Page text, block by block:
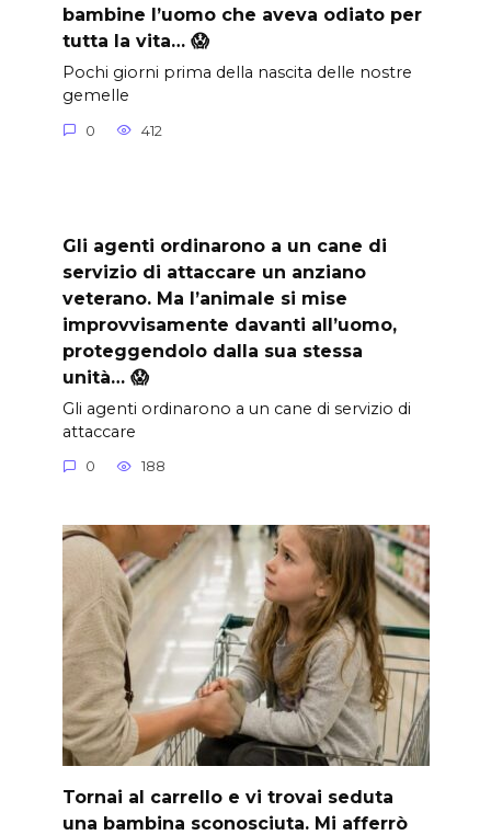
bambine l’uomo che aveva odiato per
tutta la vita… 😱
Pochi giorni prima della nascita delle nostre
gemelle
0 412
Gli agenti ordinarono a un cane di
servizio di attaccare un anziano
veterano. Ma l’animale si mise
improvvisamente davanti all’uomo,
proteggendolo dalla sua stessa
unità… 😱
Gli agenti ordinarono a un cane di servizio di
attaccare
0 188
Tornai al carrello e vi trovai seduta
una bambina sconosciuta. Mi afferrò